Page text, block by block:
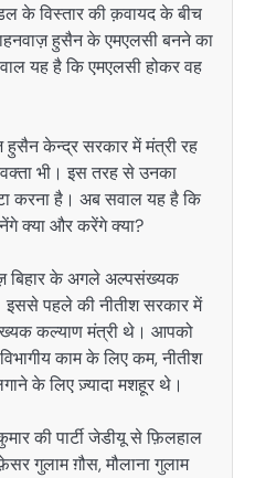
के विस्तार की क़वायद के बीच
हुसैन के एमएलसी बनने का
यह है कि एमएलसी होकर वह
हुसैन केन्द्र सरकार में मंत्री रह
भी। इस तरह से उनका
करना है। अब सवाल यह है कि
क्या और करेंगे क्या?
बिहार के अगले अल्पसंख्यक
पहले की नीतीश सरकार में
कल्याण मंत्री थे। आपको
काम के लिए कम, नीतीश
के लिए ज़्यादा मशहूर थे।
की पार्टी जेडीयू से फ़िलहाल
गुलाम ग़ौस, मौलाना गुलाम